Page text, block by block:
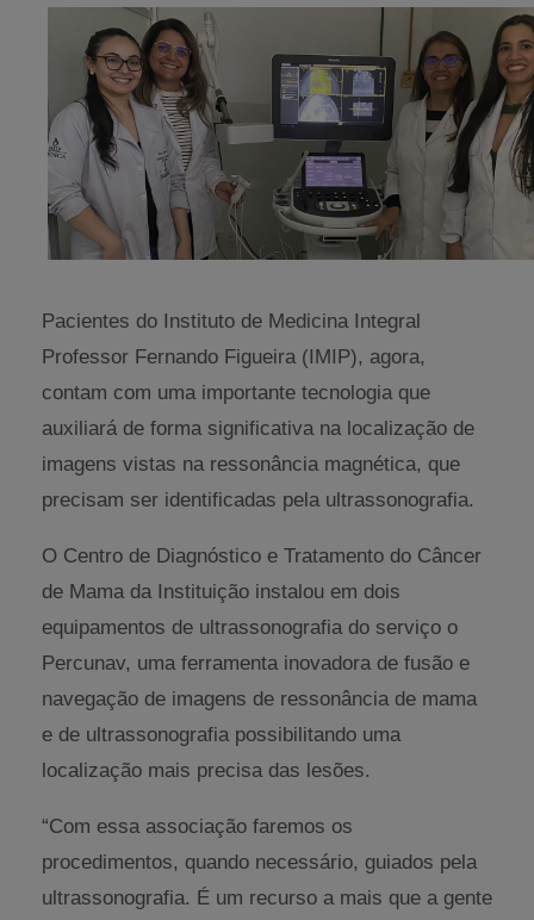
Pacientes do Instituto de Medicina Integral
Professor Fernando Figueira (IMIP), agora,
contam com uma importante tecnologia que
auxiliará de forma significativa na localização de
imagens vistas na ressonância magnética, que
precisam ser identificadas pela ultrassonografia.
O Centro de Diagnóstico e Tratamento do Câncer
de Mama da Instituição instalou em dois
equipamentos de ultrassonografia do serviço o
Percunav, uma ferramenta inovadora de fusão e
navegação de imagens de ressonância de mama
e de ultrassonografia possibilitando uma
localização mais precisa das lesões.
“Com essa associação faremos os
procedimentos, quando necessário, guiados pela
ultrassonografia. É um recurso a mais que a gente